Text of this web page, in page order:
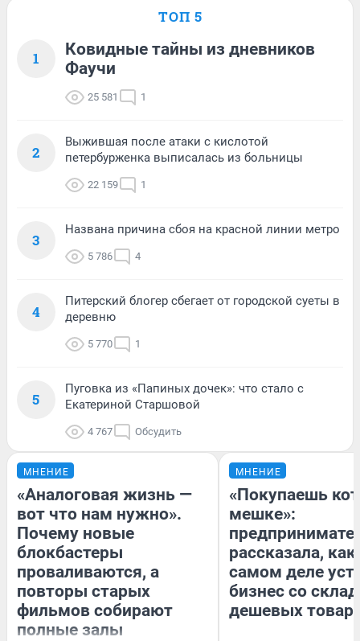
ТОП 5
1
Ковидные тайны из дневников
Фаучи
25 581 1
2
Выжившая после атаки с кислотой
петербурженка выписалась из больницы
22 159 1
3
Названа причина сбоя на красной линии метро
5 786 4
4
Питерский блогер сбегает от городской суеты в
деревню
5 770 1
5
Пуговка из «Папиных дочек»: что стало с
Екатериной Старшовой
4 767 Обсудить
МНЕНИЕ
«Аналоговая жизнь —
вот что нам нужно».
Почему новые
блокбастеры
проваливаются, а
повторы старых
фильмов собирают
полные залы
МНЕНИЕ
«Покупаешь
мешке»:
рассказала, как
самом деле
бизнес со
дешевых